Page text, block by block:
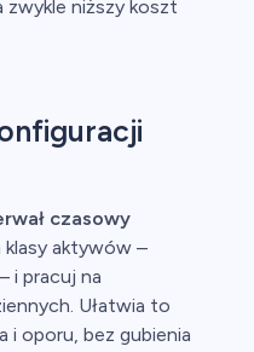
zwykle niższy koszt
czasowy
klasy aktywów –
i pracuj na
Ułatwia to
i oporu, bez gubienia